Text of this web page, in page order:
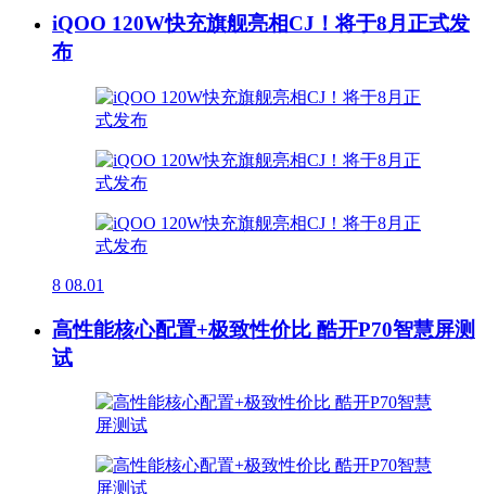
iQOO 120W快充旗舰亮相CJ！将于8月正式发
布
8 08.01
高性能核心配置+极致性价比 酷开P70智慧屏测
试